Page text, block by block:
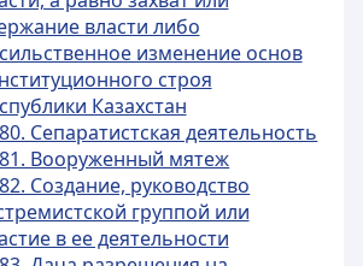
власти либо
изменение основ
строя
Казахстан
Сепаратистская деятельность
Вооруженный мятеж
Создание, руководство
группой или
в ее деятельности